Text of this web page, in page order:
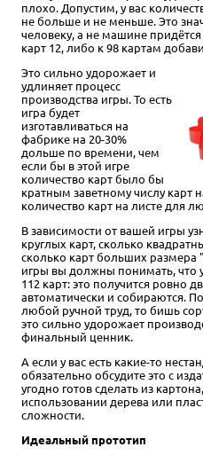
плохо. Допустим, у вас
не больше и не меньше. Это
человеку, а не машине
карт 12, либо к 98 картам
Это сильно удорожает и
удлиняет процесс
производства игры. То есть
игра будет
изготавливаться на
фабрике на 20-30%
дольше по времени, чем
если бы в этой игре
количество карт было бы
кратным заветному числу карт
количество карт на листе для
В зависимости от вашей игры
круглых карт, сколько
сколько карт больших размера
игры вы должны понимать, что
112 карт: это получится ровно
автоматически и собираются.
любой ручной труд, то бишь
это сильно удорожает
финальный ценник.
А если у вас есть какие-то
обязательно обсудите это с
угодно готов сделать из
использовании дерева или
сложности.
Идеальный прототип